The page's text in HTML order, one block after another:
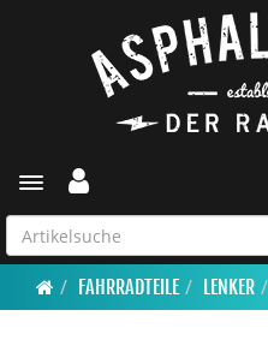
Toggle navigation
FAHRRADTEILE LENKER